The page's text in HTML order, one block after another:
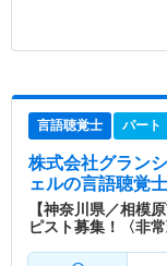
言語聴覚士 パート
株式会社グラン
ェルの言語聴覚
【神奈川県／相模
ピスト募集！〈非常